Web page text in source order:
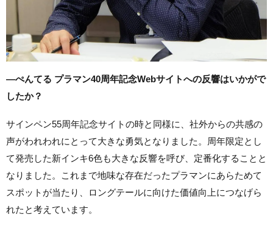
―ぺんてる プラマン40周年記念Webサイトへの反響はいかがで
したか？
サインペン55周年記念サイトの時と同様に、社外からの共感の
声がわれわれにとって大きな勇気となりました。周年限定とし
て発売した新インキ6色も大きな反響を呼び、定番化することと
なりました。これまで地味な存在だったプラマンにあらためて
スポットが当たり、ロングテールに向けた価値向上につなげら
れたと考えています。